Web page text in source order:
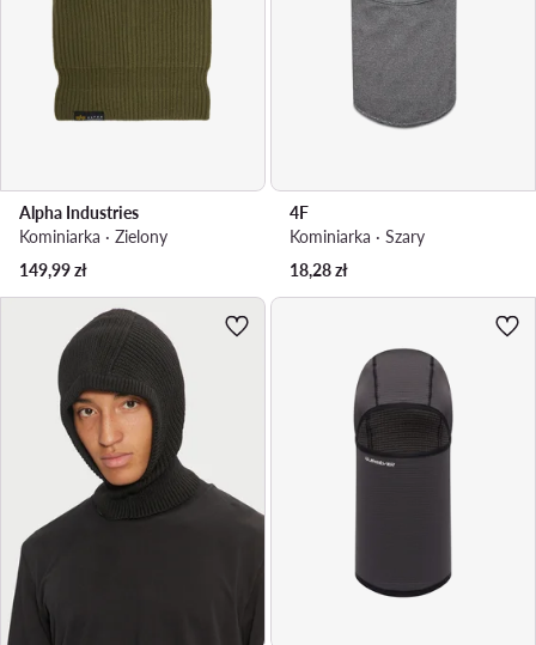
Alpha Industries
Kominiarka · Zielony
149,99zł
4F
Kominiarka · Szary
18,28zł